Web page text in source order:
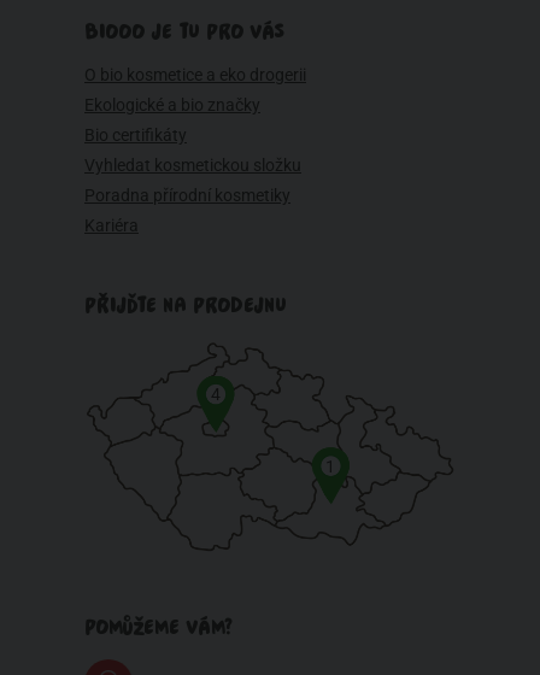
BIOOO JE TU PRO VÁS
O bio kosmetice a eko drogerii
Ekologické a bio značky
Bio certifikáty
Vyhledat kosmetickou složku
Poradna přírodní kosmetiky
Kariéra
PŘIJĎTE NA PRODEJNU
1
4
POMŮŽEME VÁM?